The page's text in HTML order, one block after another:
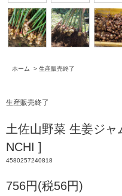
ホーム > 生産販売終了
生産販売終了
土佐山野菜 生姜ジャ
NCHI ]
4580257240818
756円(税56円)